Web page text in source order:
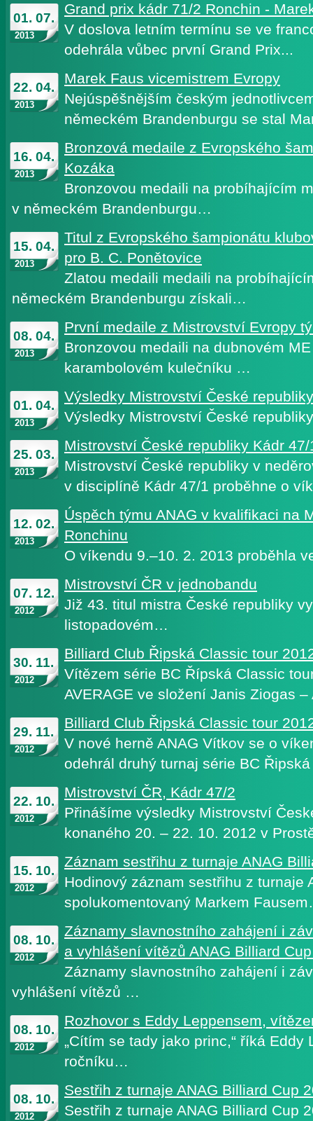
01. 07.
2013
Grand prix kádr 71/2 Ronchin -
V doslova letním termínu se ve
odehrála vůbec první Grand Prix...
22. 04.
2013
Marek Faus vicemistrem Evropy
Nejúspěšnějším českým
německém Brandenburgu se stal
16. 04.
2013
Bronzová medaile z Evropského
Kozáka
Bronzovou medaili na probíhajícím
v německém Brandenburgu…
15. 04.
2013
Titul z Evropského šampionátu
pro B. C. Ponětovice
Zlatou medaili medaili na
německém Brandenburgu získali…
08. 04.
2013
První medaile z Mistrovství Evropy
Bronzovou medaili na dubnovém
karambolovém kulečníku …
01. 04.
2013
Výsledky Mistrovství České
Výsledky Mistrovství České
25. 03.
2013
Mistrovství České republiky Kádr 47/
Mistrovství České republiky v
v disciplíně Kádr 47/1 proběhne o
12. 02.
2013
Úspěch týmu ANAG v kvalifikaci na
Ronchinu
O víkendu 9.–10. 2. 2013 proběhla
07. 12.
2012
Mistrovství ČR v jednobandu
Již 43. titul mistra České republiky
listopadovém…
30. 11.
2012
Billiard Club Řipská Classic tour
Vítězem série BC Řípská Classic
AVERAGE ve složení Janis Ziogas
29. 11.
2012
Billiard Club Řipská Classic tour
V nové herně ANAG Vítkov se o
odehrál druhý turnaj série BC
22. 10.
2012
Mistrovství ČR, Kádr 47/2
Přinášíme výsledky Mistrovství
konaného 20. – 22. 10. 2012 v
15. 10.
2012
Záznam sestřihu z turnaje ANAG
Hodinový záznam sestřihu z turnaje
spolukomentovaný Markem
08. 10.
2012
Záznamy slavnostního zahájení i
a vyhlášení vítězů ANAG Billiard
Záznamy slavnostního zahájení i
vyhlášení vítězů …
08. 10.
2012
Rozhovor s Eddy Leppensem,
„Cítím se tady jako princ,“ říká Eddy
ročníku…
08. 10.
2012
Sestřih z turnaje ANAG Billiard Cup
Sestřih z turnaje ANAG Billiard Cup